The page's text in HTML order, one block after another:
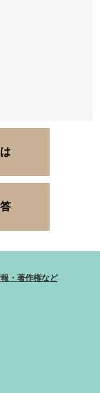
・著作権など